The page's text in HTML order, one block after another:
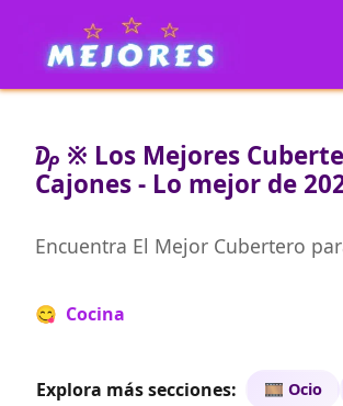
₯ ※ Los Mejores
Cajones - Lo mejor de
Encuentra El Mejor Cubertero
😋 Cocina
Explora más secciones: 🎞️ Ocio